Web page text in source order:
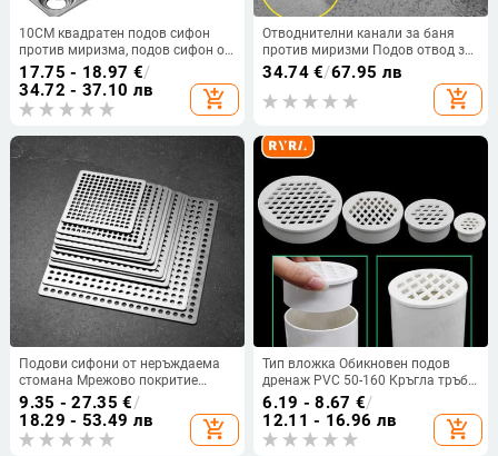
10CM квадратен подов сифон
против миризма, подов сифон от
неръждаема стомана с подвижен
капак, подов сифон за душ за
пране в баня
17.75 - 18.97 €/
34.72 - 37.10 лв
add_shopping_cart
Отводнителни канали за баня
против миризми Подов отвод за
крака 10 * 10 см Квадратни
месингови хромирани изскачащи
изскачащи надолу щепсела за
34.74€/67.95 лв
add_shopping_cart
Подови сифони от неръждаема
стомана Мрежово покритие
Квадратен отвор за оттичане на
душ Филтър Запушалка за
улавяне на косми за кухня Баня
Хардуерни части
9.35 - 27.35 €/
18.29 - 53.49 лв
add_shopping_cart
Тип вложка Обикновен подов
дренаж PVC 50-160 Кръгла тръба
Крайна капачка Филтърна мрежа
Капак на вентилационния отвор
за градина Балкон Покривни
дренажни фитинги
6.19 - 8.67 €/
12.11 - 16.96 лв
add_shopping_cart